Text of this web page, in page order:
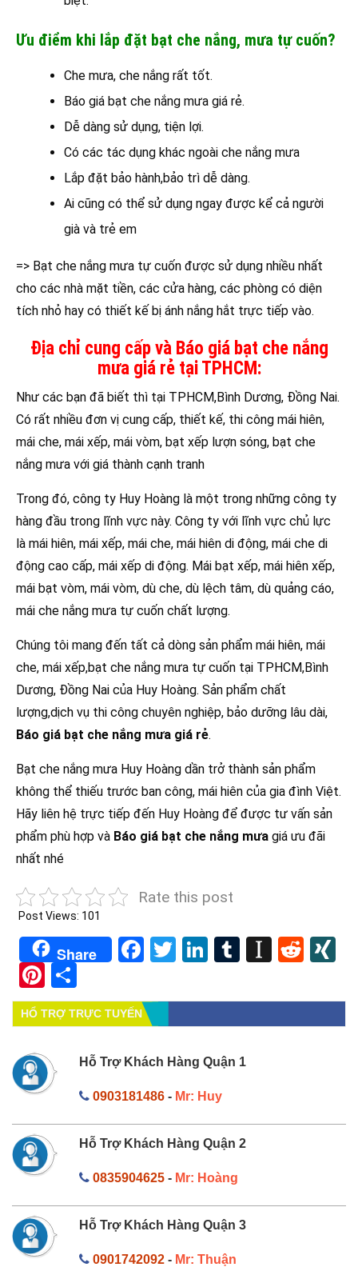
Ưu điểm khi lắp đặt bạt che nắng, mưa tự cuốn?
Che mưa, che nắng rất tốt.
Báo giá bạt che nắng mưa giá rẻ.
Dễ dàng sử dụng, tiện lợi.
Có các tác dụng khác ngoài che nắng mưa
Lắp đặt bảo hành,bảo trì dễ dàng.
Ai cũng có thể sử dụng ngay được kể cả người
già và trẻ em
=> Bạt che nắng mưa tự cuốn được sử dụng nhiều nhất
cho các nhà mặt tiền, các cửa hàng, các phòng có diện
tích nhỏ hay có thiết kế bị ánh nắng hắt trực tiếp vào.
Địa chỉ cung cấp và Báo giá bạt che nắng
mưa giá rẻ tại TPHCM:
Như các bạn đã biết thì tại TPHCM,Bình Dương, Đồng Nai.
Có rất nhiều đơn vị cung cấp, thiết kế, thi công mái hiên,
mái che, mái xếp, mái vòm, bạt xếp lượn sóng, bạt che
nắng mưa với giá thành cạnh tranh
Trong đó, công ty Huy Hoàng là một trong những công ty
hàng đầu trong lĩnh vực này. Công ty với lĩnh vực chủ lực
là mái hiên, mái xếp, mái che, mái hiên di động, mái che di
động cao cấp, mái xếp di động. Mái bạt xếp, mái hiên xếp,
mái bạt vòm, mái vòm, dù che, dù lệch tâm, dù quảng cáo,
mái che nắng mưa tự cuốn chất lượng.
Chúng tôi mang đến tất cả dòng sản phẩm mái hiên, mái
che, mái xếp,bạt che nắng mưa tự cuốn tại TPHCM,Bình
Dương, Đồng Nai của Huy Hoàng. Sản phẩm chất
lượng,dịch vụ thi công chuyên nghiệp, bảo dưỡng lâu dài,
Báo giá bạt che nắng mưa giá rẻ.
Bạt che nắng mưa Huy Hoàng dần trở thành sản phẩm
không thể thiếu trước ban công, mái hiên của gia đình Việt.
Hãy liên hệ trực tiếp đến Huy Hoàng để được tư vấn sản
phẩm phù hợp và Báo giá bạt che nắng mưa giá ưu đãi
nhất nhé
Rate this post
Post Views: 101
Share Facebook
TwitterLinkedIn
Tumblr
Pinterest
HỔ TRỢ TRỰC TUYẾN
Hỗ Trợ Khách Hàng Quận 1
0903181486- Mr: Huy
Hỗ Trợ Khách Hàng Quận 2
0835904625- Mr: Hoàng
Hỗ Trợ Khách Hàng Quận 3
0901742092- Mr: Thuận